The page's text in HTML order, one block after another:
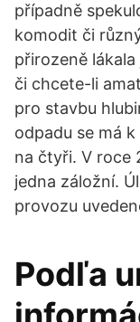
případně
komodit či
přirozeně
či chcete-li
pro stavbu
odpadu se má
na čtyři. V roce
jedna záložní.
provozu
Podľa